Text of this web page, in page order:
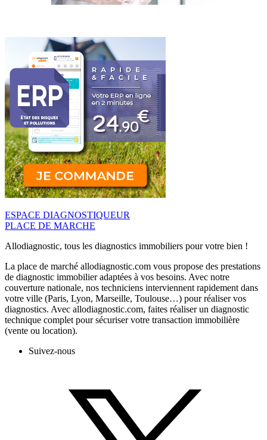
ESPACE DIAGNOSTIQUEUR
PLACE DE MARCHE
Allodiagnostic, tous les diagnostics immobiliers pour votre bien !
La place de marché allodiagnostic.com vous propose des prestations
de diagnostic immobilier adaptées à vos besoins. Avec notre
couverture nationale, nos techniciens interviennent rapidement dans
votre ville (Paris, Lyon, Marseille, Toulouse…) pour réaliser vos
diagnostics. Avec allodiagnostic.com, faites réaliser un diagnostic
technique complet pour sécuriser votre transaction immobilière
(vente ou location).
Suivez-nous